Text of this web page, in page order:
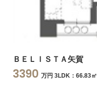
ＢＥＬＩＳＴＡ矢賀
3390 万円 3LDK：66.83㎡